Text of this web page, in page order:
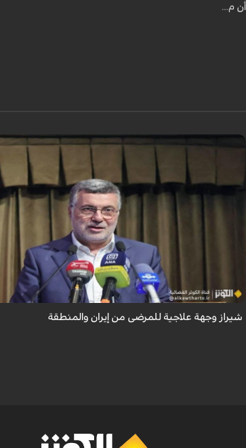
أن م...
تُعدّ المراكز العلاجية في شيراز، بدعم من كفاءاتها المتخصّصة
وجهةً للمرضى من داخل إيران وخارجها.
شيراز وجهة علاجية للمرضى من إيران والمنطقة